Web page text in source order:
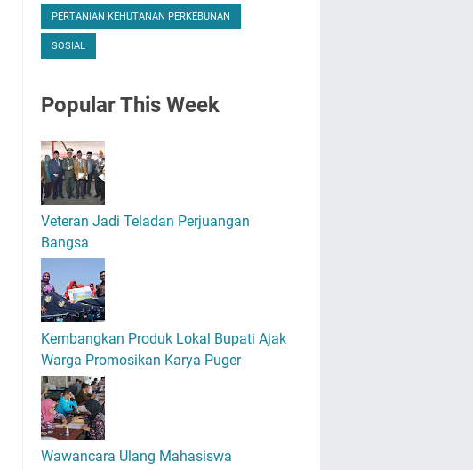
PERTANIAN KEHUTANAN PERKEBUNAN
SOSIAL
PopularThis Week
Veteran Jadi Teladan Perjuangan
Bangsa
Kembangkan Produk Lokal Bupati Ajak
Warga Promosikan Karya Puger
Wawancara Ulang Mahasiswa